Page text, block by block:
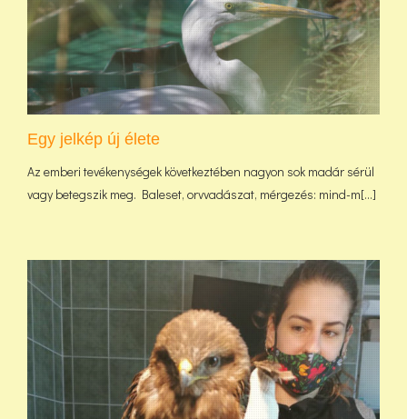
Egy jelkép új élete
Az emberi tevékenységek következtében nagyon sok madár sérül
vagy betegszik meg. Baleset, orvvadászat, mérgezés: mind-m[...]